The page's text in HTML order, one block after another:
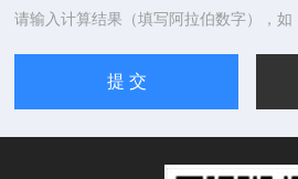
请输入计算结果（填写阿拉伯数字），如